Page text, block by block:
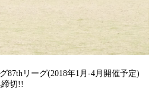
87thリーグ(2018年1月-4月開催予定)
切!!